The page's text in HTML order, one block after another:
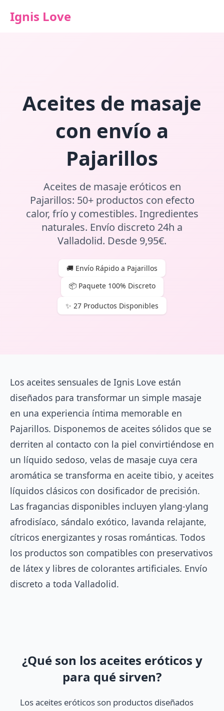
Ignis Love
Aceites de masaje
con envío a
Pajarillos
Aceites de masaje eróticos en
Pajarillos: 50+ productos con efecto
calor, frío y comestibles. Ingredientes
naturales. Envío discreto 24h a
Valladolid. Desde 9,95€.
🚚 Envío Rápido a Pajarillos
📦 Paquete 100% Discreto
✨ 27 Productos Disponibles
Los aceites sensuales de Ignis Love están
diseñados para transformar un simple masaje
en una experiencia íntima memorable en
Pajarillos. Disponemos de aceites sólidos que se
derriten al contacto con la piel convirtiéndose en
un líquido sedoso, velas de masaje cuya cera
aromática se transforma en aceite tibio, y aceites
líquidos clásicos con dosificador de precisión.
Las fragancias disponibles incluyen ylang-ylang
afrodisíaco, sándalo exótico, lavanda relajante,
cítricos energizantes y rosas románticas. Todos
los productos son compatibles con preservativos
de látex y libres de colorantes artificiales. Envío
discreto a toda Valladolid.
¿Qué son los aceites eróticos y
para qué sirven?
Los aceites eróticos son productos diseñados